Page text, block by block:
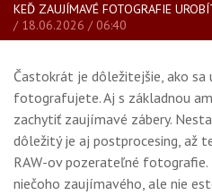
ŠKOLA
KEĎ ZAUJÍMAVÉ FOTOGRAFIE
/ 18.06.2026 / 06:40
Častokrát je dôležitejšie, ako
fotografujete. Aj s základnou
zachytiť zaujímavé zábery.
dôležitý je aj postprocesing, až
RAW-ov pozerateľné fotografie.
niečoho zaujímavého, ale nie